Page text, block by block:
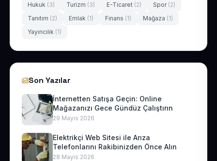
Hukuk (3) Turizm (3) E-Ticaret (2) Spor (2)
Tanıtım (2) Emlak (1) Finans (1) Mağaza (1)
Yayıncılık (1)
Son Yazılar
İnternetten Satışa Geçin: Online
Mağazanızı Gece Gündüz Çalıştırın
29 Mayıs 2026
Elektrikçi Web Sitesi ile Arıza
Telefonlarını Rakibinizden Önce Alın
28 Mayıs 2026